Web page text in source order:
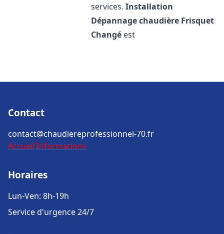
services.Installation
Dépannage chaudière Frisquet
Changé est
Contact
contact@chaudiereprofessionnel-70.fr
Accueil Informations
Horaires
Lun-Ven: 8h-19h
Service d'urgence 24/7